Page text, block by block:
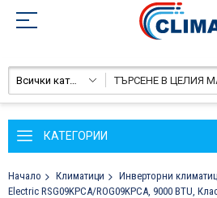
Всички категории
КАТЕГОРИИ
Начало Климатици Инверторни
Electric RSG09KPCA/ROG09KPCA, 9000 BTU,